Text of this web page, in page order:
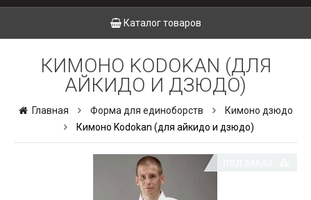
Каталог товаров
КИМОНО KODOKAN (ДЛЯ
АЙКИДО И ДЗЮДО)
Главная Форма для единоборств
Кимоно дзюдо
Кимоно Kodokan (для айкидо и дзюдо)